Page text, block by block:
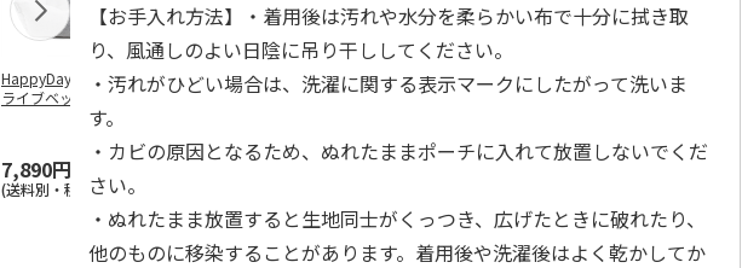
HappyDays 2wayド
ライブベッド グレ
7,890円
(送料別・税込)
獣医師開発 ニオイ
をとる砂専用 猫ト
1,550円
デオトイレ 飛び散
らない消臭・抗菌サ
1,320円
無添加良品 カムカ
ムデンタルコーン
470円
銀のスプーン パウ
チ 健康に育つ子ね
120円
【お手入れ方法】・着用後は汚れや水分を柔らかい布で十分に拭き取
り、風通しのよい日陰に吊り干ししてください。
・汚れがひどい場合は、洗濯に関する表示マークにしたがって洗いま
す。
・カビの原因となるため、ぬれたままポーチに入れて放置しないでくだ
さい。
・ぬれたまま放置すると生地同士がくっつき、広げたときに破れたり、
他のものに移染することがあります。着用後や洗濯後はよく乾かしてか